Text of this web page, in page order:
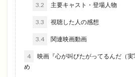
3.2 主要キャスト・登場人物
3.3 視聴した人の感想
3.4 関連映画動画
4
映画『心が叫びたがってるんだ（
め